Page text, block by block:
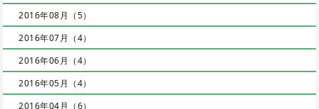
2016年08月（5）
2016年07月（4）
2016年06月（4）
2016年05月（4）
2016年04月（6）